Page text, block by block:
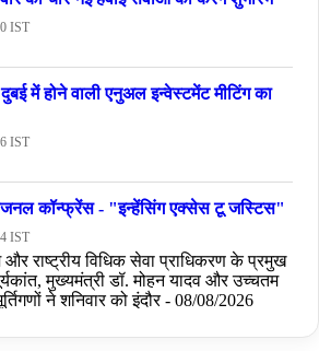
Narendra Modi
NDTV
tunnel rescue Uttarkashi tunnel rescue